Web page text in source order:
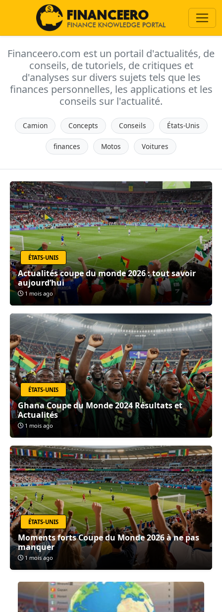
Financeero.com est un portail d'actualités, de
conseils, de tutoriels, de critiques et
d'analyses sur divers sujets tels que les
finances personnelles, les applications et les
conseils sur l'actualité.
Camion Concepts Conseils États-Unis
finances Motos Voitures
ÉTATS-UNIS
Actualités coupe du monde 2026 : tout savoir
aujourd’hui
1 mois ago
ÉTATS-UNIS
Ghana Coupe du Monde 2024 Résultats et
Actualités
1 mois ago
ÉTATS-UNIS
Moments forts Coupe du Monde 2026 à ne pas
manquer
1 mois ago